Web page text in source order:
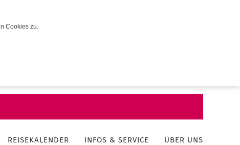
Cookies zu.
REISEKALENDER INFOS & SERVICE ÜBER UNS